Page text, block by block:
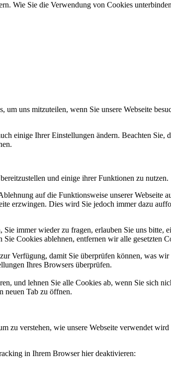
Wie Sie die Verwendung von Cookies
uns mitzuteilen, wenn Sie unsere Webseite
einige Ihrer Einstellungen ändern. Beachten
und einige ihrer Funktionen zu nutzen.
auf die Funktionsweise unserer Webseite
erzwingen. Dies wird Sie jedoch immer dazu
immer wieder zu fragen, erlauben Sie uns bitte,
Cookies ablehnen, entfernen wir alle gesetzten
Verfügung, damit Sie überprüfen können, was
Ihres Browsers überprüfen.
und lehnen Sie alle Cookies ab, wenn Sie sich
neuen Tab zu öffnen.
zu verstehen, wie unsere Webseite verwendet
in Ihrem Browser hier deaktivieren: